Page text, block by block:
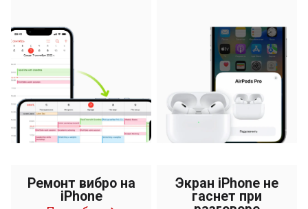
Ремонт вибро на
iPhone
Экран iPhone не
гаснет при